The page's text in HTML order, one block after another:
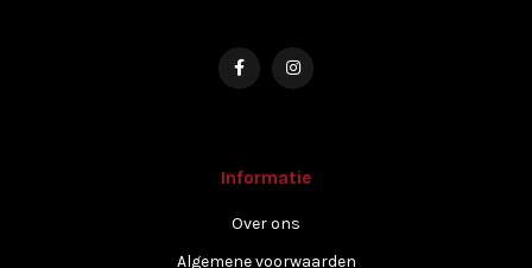
Informatie
Over ons
Algemene voorwaarden